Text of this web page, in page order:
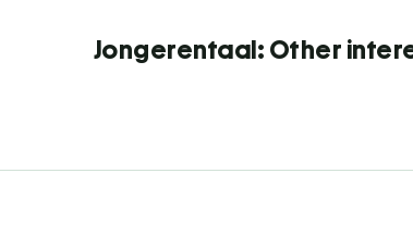
Jongerentaal: Other